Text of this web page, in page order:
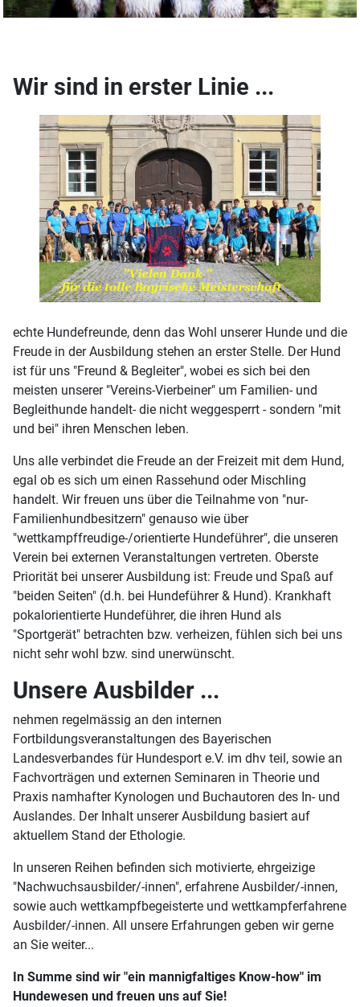
Wir sind in erster Linie ...
echte Hundefreunde, denn das Wohl unserer Hunde und die
Freude in der Ausbildung stehen an erster Stelle. Der Hund
ist für uns "Freund & Begleiter", wobei es sich bei den
meisten unserer "Vereins-Vierbeiner" um Familien- und
Begleithunde handelt- die nicht weggesperrt - sondern "mit
und bei" ihren Menschen leben.
Uns alle verbindet die Freude an der Freizeit mit dem Hund,
egal ob es sich um einen Rassehund oder Mischling
handelt. Wir freuen uns über die Teilnahme von "nur-
Familienhundbesitzern" genauso wie über
"wettkampffreudige-/orientierte Hundeführer", die unseren
Verein bei externen Veranstaltungen vertreten. Oberste
Priorität bei unserer Ausbildung ist: Freude und Spaß auf
"beiden Seiten" (d.h. bei Hundeführer & Hund). Krankhaft
pokalorientierte Hundeführer, die ihren Hund als
"Sportgerät" betrachten bzw. verheizen, fühlen sich bei uns
nicht sehr wohl bzw. sind unerwünscht.
Unsere Ausbilder ...
nehmen regelmässig an den internen
Fortbildungsveranstaltungen des Bayerischen
Landesverbandes für Hundesport e.V. im dhv teil, sowie an
Fachvorträgen und externen Seminaren in Theorie und
Praxis namhafter Kynologen und Buchautoren des In- und
Auslandes. Der Inhalt unserer Ausbildung basiert auf
aktuellem Stand der Ethologie.
In unseren Reihen befinden sich motivierte, ehrgeizige
"Nachwuchsausbilder/-innen", erfahrene Ausbilder/-innen,
sowie auch wettkampfbegeisterte und wettkampferfahrene
Ausbilder/-innen. All unsere Erfahrungen geben wir gerne
an Sie weiter...
In Summe sind wir "ein mannigfaltiges Know-how" im
Hundewesen und freuen uns auf Sie!